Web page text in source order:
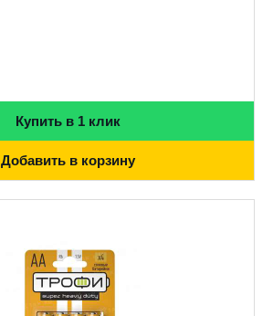
Купить в 1 клик
Добавить в корзину